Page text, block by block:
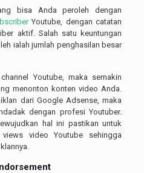
bisa Anda peroleh dengan
Youtube, dengan catatan
aktif. Salah satu keuntungan
ialah jumlah penghasilan besar
Youtube, maka semakin
menonton konten video Anda.
dari Google Adsense, maka
dengan profesi Youtuber.
hal ini pastikan untuk
video Youtube sehingga